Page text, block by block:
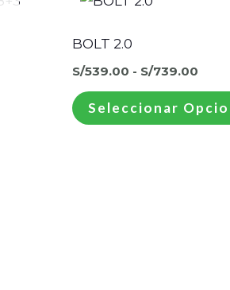
BOLT 2.0
S/539.00 - S/739.00
Seleccionar